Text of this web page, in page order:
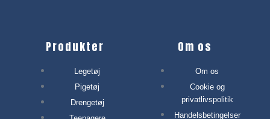
Produkter
Legetøj
Pigetøj
Drengetøj
Om os
Om os
Cookie og
privatlivspolitik
Handelsbetingelser